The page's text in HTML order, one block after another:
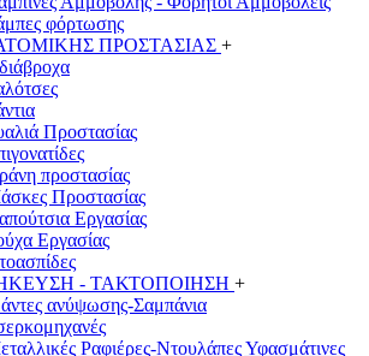
φόρτωσης
ΠΡΟΣΤΑΣΙΑΣ +
Προστασίας
προστασίας
Προστασίας
Εργασίας
Εργασίας
- ΤΑΚΤΟΠΟΙΗΣΗ +
ανύψωσης-Σαμπάνια
Ραφιέρες-Ντουλάπες Υφασμάτινες